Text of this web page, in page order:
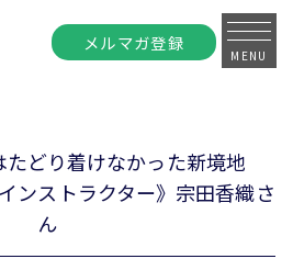
メルマガ登録
MENU
たどり着けなかった新境地
ンストラクター》宗田香織さ
ん